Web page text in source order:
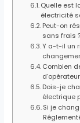
Quelle est
électricité
Peut-on
sans frais
Y a-t-il un
Combien
Dois-je
électrique
Si je